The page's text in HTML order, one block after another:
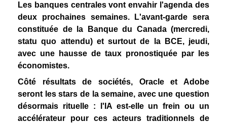
Les banques centrales vont envahir l'agenda des
deux prochaines semaines. L'avant-garde sera
constituée de la Banque du Canada (mercredi,
statu quo attendu) et surtout de la BCE, jeudi,
avec une hausse de taux pronostiquée par les
économistes.
Côté résultats de sociétés, Oracle et Adobe
seront les stars de la semaine, avec une question
désormais rituelle : l'IA est-elle un frein ou un
accélérateur pour ces acteurs traditionnels de